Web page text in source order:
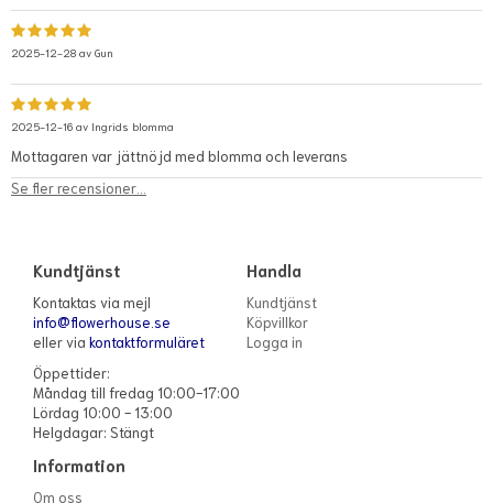
2025-12-28 av Gun
2025-12-16 av Ingrids blomma
Mottagaren var jättnöjd med blomma och leverans
Se fler recensioner...
Kundtjänst
Kontaktas via mejl
info@flowerhouse.se
eller via kontaktformuläret
Öppettider:
Måndag till fredag 10:00-17:00
Lördag 10:00 - 13:00
Helgdagar: Stängt
Handla
Kundtjänst
Köpvillkor
Logga in
Information
Om oss